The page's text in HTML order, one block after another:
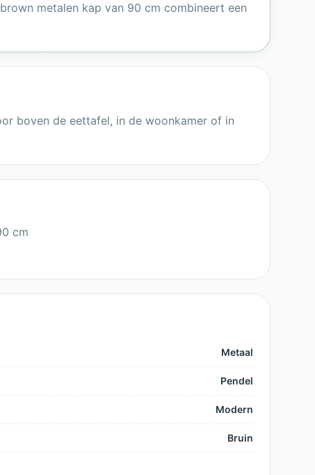
metalen kap van 90 cm combineert een
boven de eettafel, in de woonkamer of in
cm
Metaal
Pendel
Modern
Bruin